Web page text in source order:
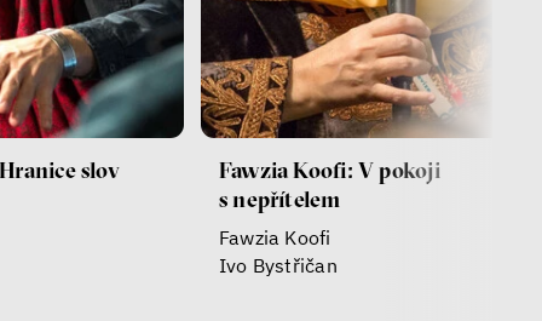
slov
Fawzia Koofi: V pokoji
s nepřítelem
Fawzia Koofi
Ivo Bystřičan